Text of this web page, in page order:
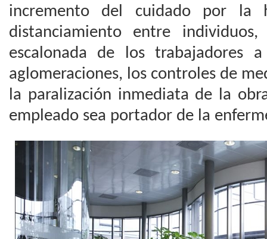
incremento del cuidado por la
distanciamiento entre
escalonada de los trabajadores
aglomeraciones, los controles de
la paralización inmediata de la
empleado sea portador de la